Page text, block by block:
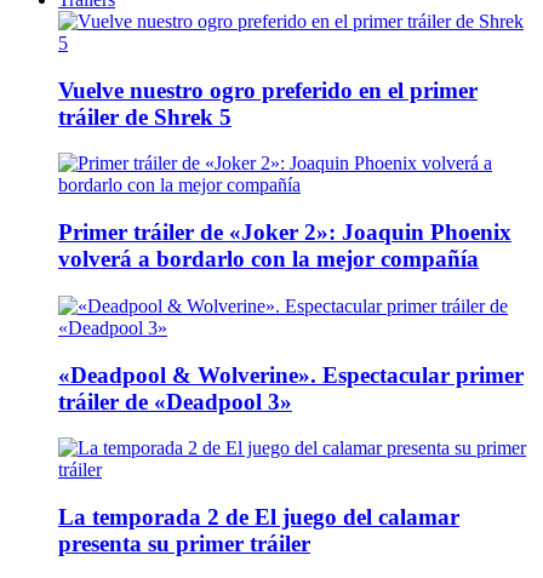
Vuelve nuestro ogro preferido en el primer
tráiler de Shrek 5
Primer tráiler de «Joker 2»: Joaquin Phoenix
volverá a bordarlo con la mejor compañía
«Deadpool & Wolverine». Espectacular primer
tráiler de «Deadpool 3»
La temporada 2 de El juego del calamar
presenta su primer tráiler